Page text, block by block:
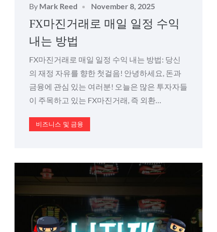
By Mark Reed
Posted
on
November 8, 2025
FX마진거래로 매일 일정 수익
내는 방법
FX마진거래로 매일 일정 수익 내는 방법: 당신
의 재정 자유를 향한 첫걸음! 안녕하세요, 돈과
금융에 관심 있는 여러분! 오늘은 많은 투자자들
이 주목하고 있는 FX마진거래, 즉 외환…
비즈니스 및 금융